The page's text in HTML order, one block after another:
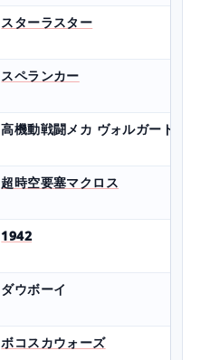
スターラスター
スペランカー
高機動戦闘メカ ヴォルガードII
超時空要塞マクロス
1942
ダウボーイ
ボコスカウォーズ